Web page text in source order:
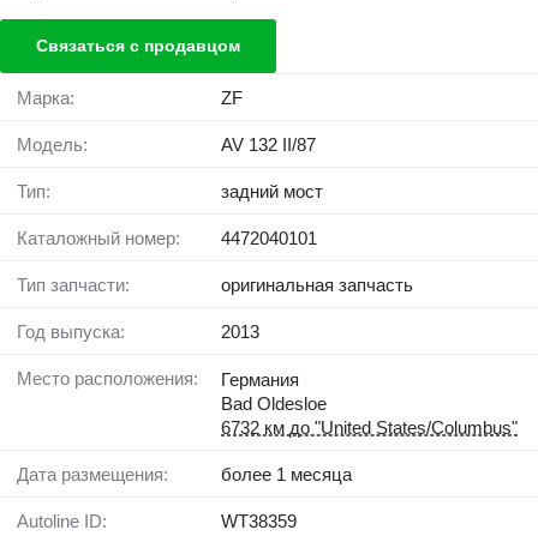
Связаться с продавцом
Марка: ZF
Модель: AV 132 II/87
Тип: задний мост
Каталожный номер: 4472040101
Тип запчасти: оригинальная запчасть
Год выпуска: 2013
Место расположения:
Германия
Bad Oldesloe
6732 км до "United States/Columbus"
Дата размещения: более 1 месяца
Autoline ID: WT38359